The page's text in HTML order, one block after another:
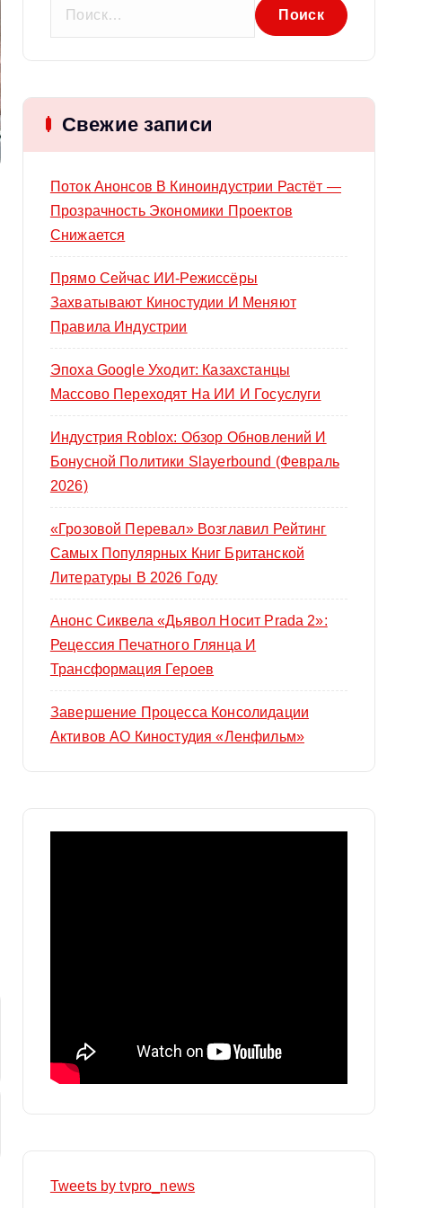
и
:
Свежие записи
Поток Анонсов В Киноиндустрии Растёт —
Прозрачность Экономики Проектов
Снижается
Прямо Сейчас ИИ-Режиссёры
Захватывают Киностудии И Меняют
Правила Индустрии
Эпоха Google Уходит: Казахстанцы
Массово Переходят На ИИ И Госуслуги
Индустрия Roblox: Обзор Обновлений И
Бонусной Политики Slayerbound (февраль
2026)
«Грозовой Перевал» Возглавил Рейтинг
Самых Популярных Книг Британской
Литературы В 2026 Году
Анонс Сиквела «Дьявол Носит Prada 2»:
Рецессия Печатного Глянца И
Трансформация Героев
Завершение Процесса Консолидации
Активов АО Киностудия «Ленфильм»
Tweets by tvpro_news